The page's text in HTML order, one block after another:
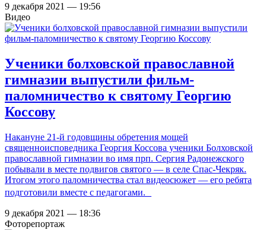
9 декабря 2021 — 19:56
Видео
Ученики болховской православной
гимназии выпустили фильм-
паломничество к святому Георгию
Коссову
Накануне 21-й годовщины обретения мощей
священноисповедника Георгия Коссова ученики Болховской
православной гимназии во имя прп. Сергия Радонежского
побывали в месте подвигов святого — в селе Спас-Чекряк.
Итогом этого паломничества стал видеосюжет — его ребята
подготовили вместе с педагогами.
9 декабря 2021 — 18:36
Фоторепортаж